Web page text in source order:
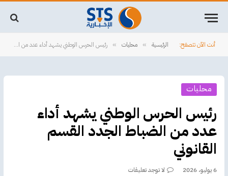
أنت الآن تتصفح: الرئيسية » محليات » رئيس الحرس الوطني يشهد أداء عدد من الضباط الجدد القسم القانوني
محليات
رئيس الحرس الوطني يشهد أداء
عدد من الضباط الجدد القسم
القانوني
6 يوليو، 2026 لا توجد تعليقات